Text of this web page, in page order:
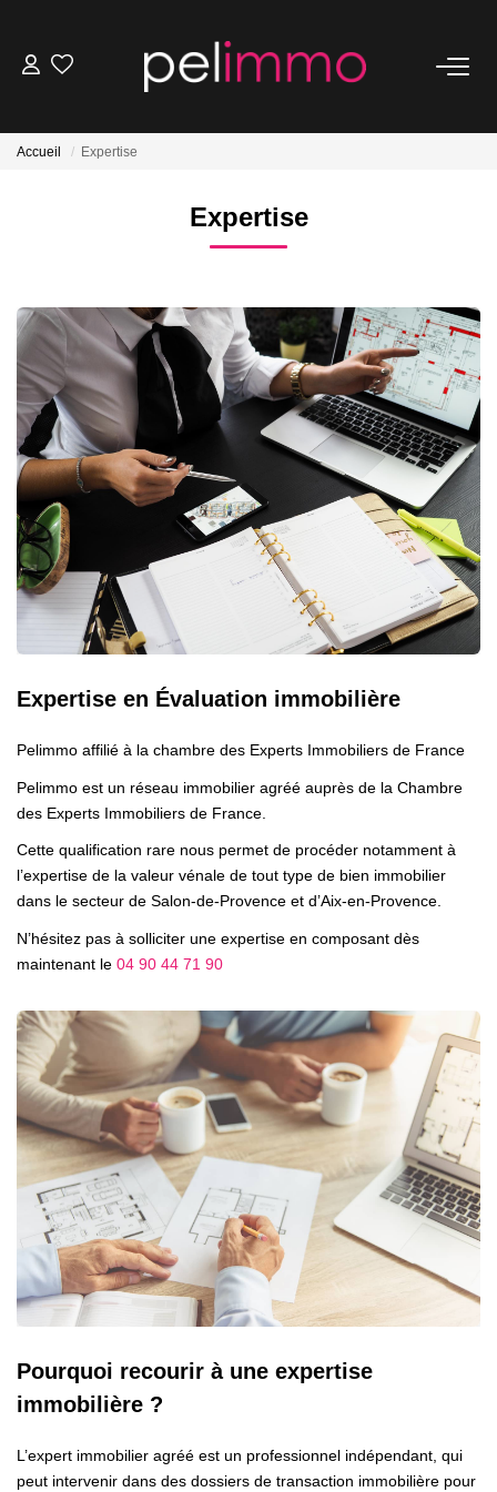
Belles Demeures
ESTIMATION
NOS SERVICES
Transaction
Location
Gestion
Expertise
NOS AGENCES
Nos Actualités
Accueil Expertise
Expertise
Expertise en Évaluation immobilière
Pelimmo affilié à la chambre des Experts Immobiliers de France
Pelimmo est un réseau immobilier agréé auprès de la Chambre
des Experts Immobiliers de France.
Cette qualification rare nous permet de procéder notamment à
l’expertise de la valeur vénale de tout type de bien immobilier
dans le secteur de Salon-de-Provence et d’Aix-en-Provence.
N’hésitez pas à solliciter une expertise en composant dès
maintenant le 04 90 44 71 90
Pourquoi recourir à une expertise
immobilière ?
L’expert immobilier agréé est un professionnel indépendant, qui
peut intervenir dans des dossiers de transaction immobilière pour